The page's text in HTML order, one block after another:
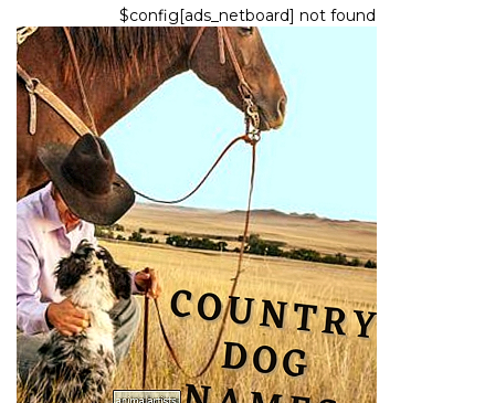
$config[ads_netboard] not found
HUNDE
Über 400 Ländernamen für
Hunde (mit Bedeutungen)
9,2026